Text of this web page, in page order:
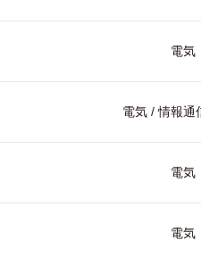
電気
電気 / 情報通
電気
電気